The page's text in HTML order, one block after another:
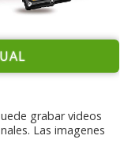
grabar videos
Las imagenes